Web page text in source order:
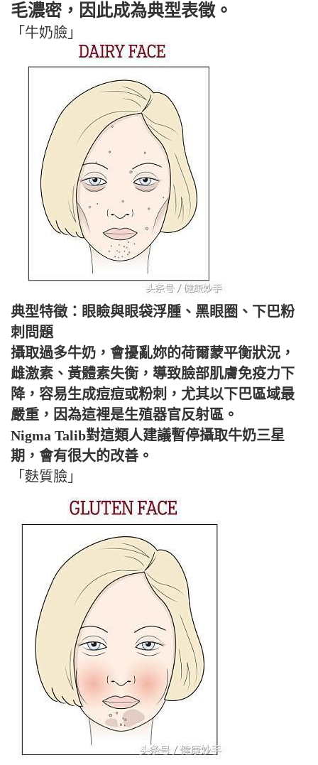
毛濃密，因此成為典型表徵。
「牛奶臉」
典型特徵：眼瞼與眼袋浮腫、黑眼圈、下巴粉
刺問題
攝取過多牛奶，會擾亂妳的荷爾蒙平衡狀況，
雌激素、黃體素失衡，導致臉部肌膚免疫力下
降，容易生成痘痘或粉刺，尤其以下巴區域最
嚴重，因為這裡是生殖器官反射區。
Nigma Talib對這類人建議暫停攝取牛奶三星
期，會有很大的改善。
「麩質臉」